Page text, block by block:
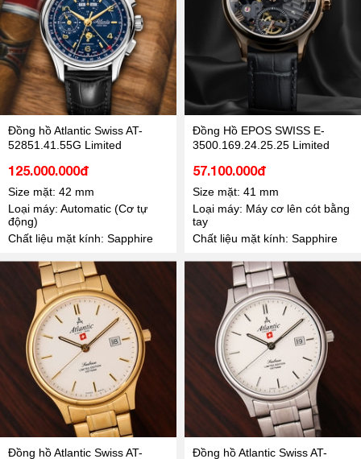
Đồng hồ Atlantic Swiss AT-
52851.41.55G Limited
125.000.000đ
Size mặt: 42 mm
Loại máy: Automatic (Cơ tự
động)
Chất liệu mặt kính: Sapphire
Đồng Hồ EPOS SWISS E-
3500.169.24.25.25 Limited
57.100.000đ
Size mặt: 41 mm
Loại máy: Máy cơ lên cót bằng
tay
Chất liệu mặt kính: Sapphire
Đồng hồ Atlantic Swiss AT- Đồng hồ Atlantic Swiss AT-